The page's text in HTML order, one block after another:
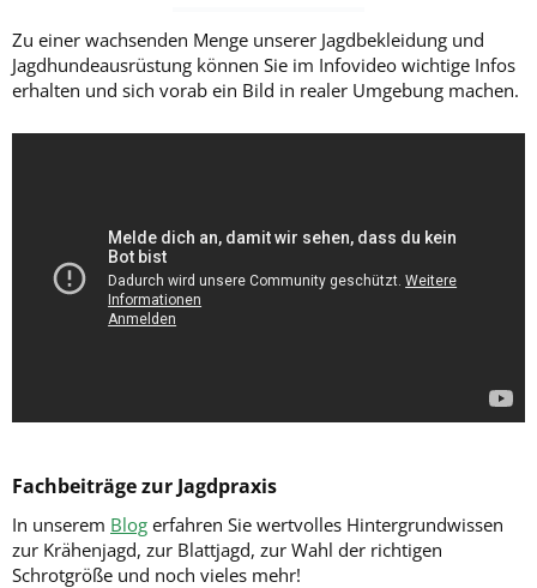
Zu einer wachsenden Menge unserer Jagdbekleidung und
Jagdhundeausrüstung können Sie im Infovideo wichtige Infos
erhalten und sich vorab ein Bild in realer Umgebung machen.
Fachbeiträge zur Jagdpraxis
In unserem Blog erfahren Sie wertvolles Hintergrundwissen
zur Krähenjagd, zur Blattjagd, zur Wahl der richtigen
Schrotgröße und noch vieles mehr!